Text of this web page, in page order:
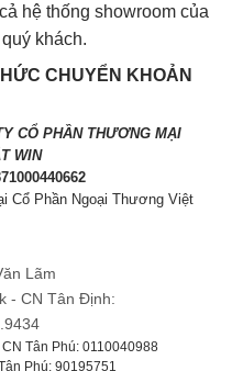
hệ thống showroom của
khách.
CHUYỂN KHOẢN
CỔ PHẦN THƯƠNG MẠI
WIN
Cổ Phần Ngoại Thương Việt
Lãm
- CN Tân Định:
CN Tân Phú: 0110040988
Phú: 90195751